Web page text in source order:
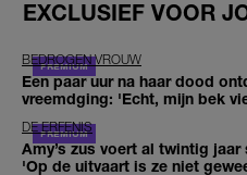
EXCLUSIEF VOOR
BEDROGEN VROUW
Een paar uur na haar dood
vreemdging: 'Echt, mijn bek
DE ERFENIS
Amy’s zus voert al twintig
'Op de uitvaart is ze niet